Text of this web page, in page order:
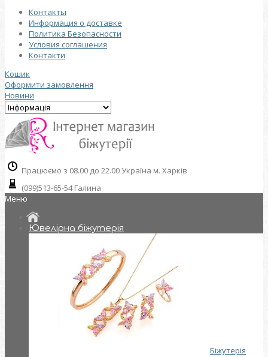
Контакты
Информация о доставке
Политика Безопасности
Условия соглашения
Контакти
Кошик
Оформити замовлення
Новини
Працюємо з 08.00 до 22.00 Україна м. Харків
(099)513-65-54 Галина
Меню
Ювелірна біжутерія
Біжутерія